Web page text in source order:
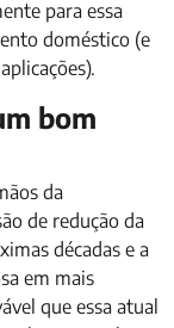
para essa
doméstico (e
bom
da
de redução da
décadas e a
em mais
que essa atual